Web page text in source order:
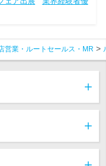
営業・ルートセールス・MR